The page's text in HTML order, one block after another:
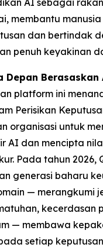
AI sebagai
membantu
dan bertindak
penuh keyakinan
Depan Berasaskan
platform ini
Perisikan
organisasi untuk
AI dan mencipta
Pada tahun 2026,
generasi baharu
— merangkumi
kecerdasan
— membawa
setiap